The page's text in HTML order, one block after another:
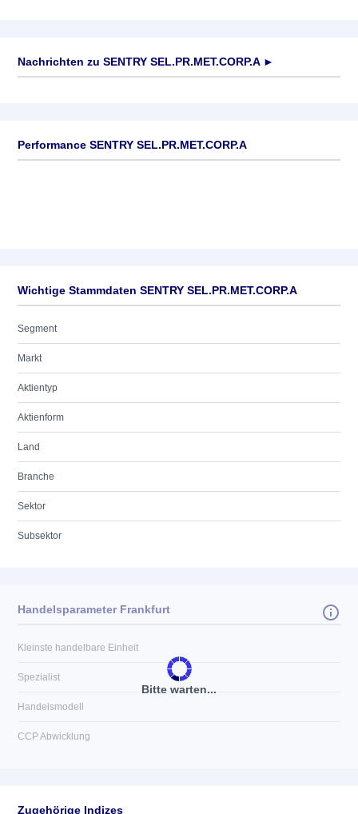
Nachrichten zu SENTRY SEL.PR.MET.CORP.A►
Performance SENTRY SEL.PR.MET.CORP.A
Wichtige Stammdaten SENTRY SEL.PR.MET.CORP.A
Segment
Markt
Aktientyp
Aktienform
Land
Branche
Sektor
Subsektor
Bitte warten...
Handelsparameter Frankfurt
Kleinste handelbare Einheit
Spezialist
Handelsmodell
CCP Abwicklung
Zugehörige Indizes